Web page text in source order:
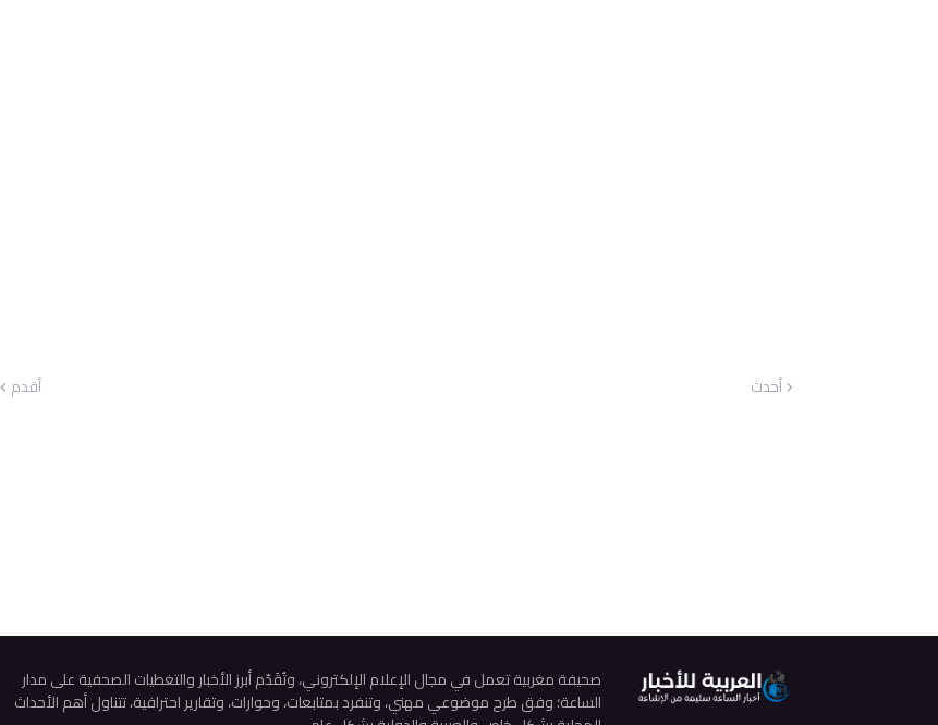
أحدث أقدم
صحيفة مغربية تعمل في مجال الإعلام الإلكتروني، وتُقَدّم أبرز الأخبار والتغطيات الصحفية على مدار
الساعة؛ وفق طرح موضوعي مهني، وتنفرد بمتابعات، وحوارات، وتقارير احترافية، تتناول أهم الأحداث